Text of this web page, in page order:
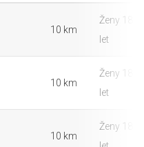
10 km
Ženy 18 –
let
10 km
Ženy 18 –
let
10 km
Ženy 18 –